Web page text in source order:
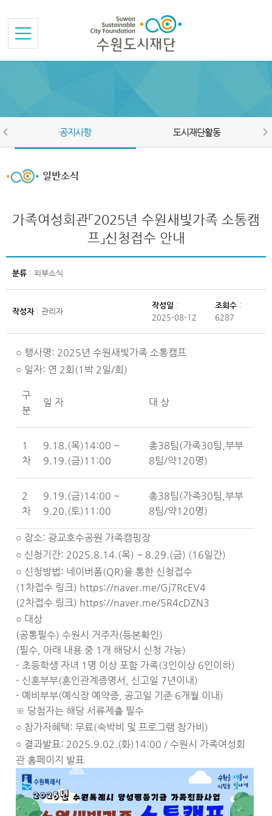
공지사항 도시재단활동
일반소식
가족여성회관「2025년 수원새빛가족 소통캠
프」신청접수 안내
분류 : 외부소식
작성자: 관리자
작성일 :
2025-08-12
조회수 :
6287
○ 행사명: 2025년 수원새빛가족 소통캠프
○ 일자: 연 2회(1박 2일/회)
구
분
일 자 대 상
1
차
9.18.(목)14:00 ~
9.19.(금)11:00
총38팀(가족30팀,부부
8팀/약120명)
2
차
9.19.(금)14:00 ~
9.20.(토)11:00
총38팀(가족30팀,부부
8팀/약120명)
○ 장소: 광교호수공원 가족캠핑장
○ 신청기간: 2025.8.14.(목) ~ 8.29.(금) (16일간)
○ 신청방법: 네이버폼(QR)을 통한 신청접수
(1차접수 링크) https://naver.me/Gj7RcEV4
(2차접수 링크) https://naver.me/5R4cDZN3
○ 대상
(공통필수) 수원시 거주자(등본확인)
(필수, 아래 내용 중 1개 해당시 신청 가능)
- 초등학생 자녀 1명 이상 포함 가족(3인이상 6인이하)
- 신혼부부(혼인관계증명서, 신고일 7년이내)
- 예비부부(예식장 예약증, 공고일 기준 6개월 이내)
※ 당첨자는 해당 서류제출 필수
○ 참가자혜택: 무료(숙박비 및 프로그램 참가비)
○ 결과발표: 2025.9.02.(화)14:00 / 수원시 가족여성회
관 홈페이지 발표